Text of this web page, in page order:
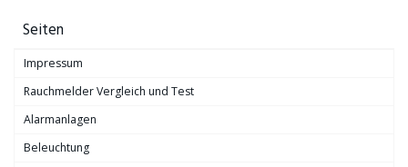
Seiten
Impressum
Rauchmelder Vergleich und Test
Alarmanlagen
Beleuchtung